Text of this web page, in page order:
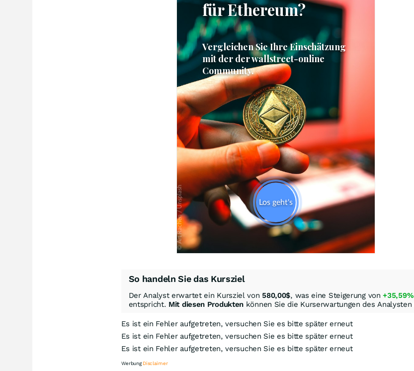
So handeln Sie das Kursziel
Der Analyst erwartet ein Kursziel von 580,00$, was eine Steigerung von+35,59%
entspricht. Mit diesen Produkten können Sie die Kurserwartungen des Analysten
Es ist ein Fehler aufgetreten, versuchen Sie es bitte später erneut
Es ist ein Fehler aufgetreten, versuchen Sie es bitte später erneut
Es ist ein Fehler aufgetreten, versuchen Sie es bitte später erneut
WerbungDisclaimer